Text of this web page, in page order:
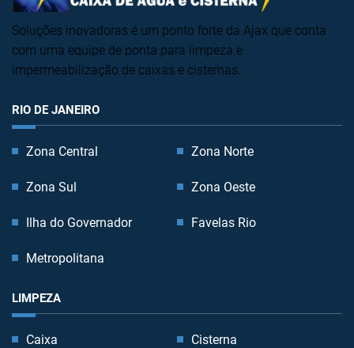
Soluções inovadoras é um ponto forte da Ajax que conta
com uma equipe de ponta para limpeza e
impermeabilização de caixas e cisternas.
RIO DE JANEIRO
Zona Central Zona Norte
Zona Sul Zona Oeste
Ilha do Governador Favelas Rio
Metropolitana
LIMPEZA
Caixa Cisterna